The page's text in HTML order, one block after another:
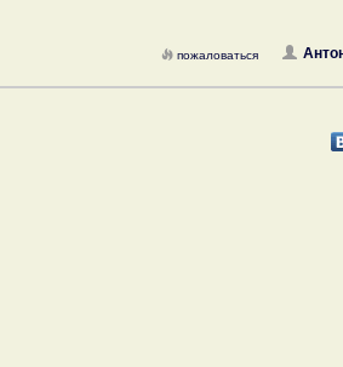
пожаловаться